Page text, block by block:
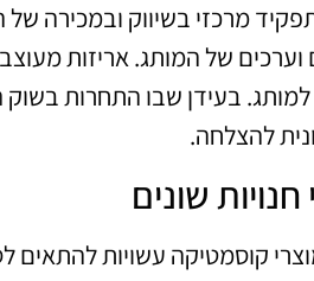
מרכזי בשיווק ובמכירה
של המותג. אריזות
למותג. בעידן שבו התחרות
להצלחה.
שונים
קוסמטיקה עשויות להתאים